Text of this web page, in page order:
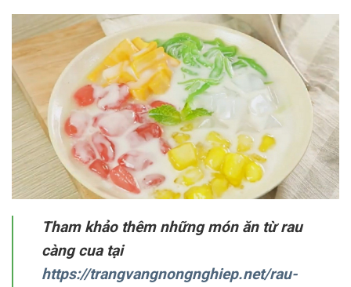
Tham khảo thêm những món ăn từ rau
càng cua tại
https://trangvangnongnghiep.net/rau-